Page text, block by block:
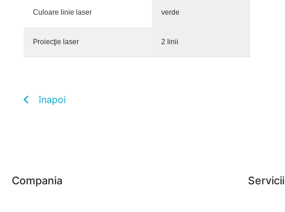
Culoare linie laser verde
Proiecţie laser 2 linii
înapoi
Compania Servicii